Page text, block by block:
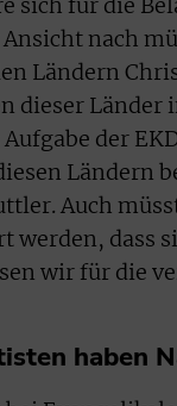
sich für die
nach
Ländern
dieser
der
Ländern
Auch
werden, dass
wir für die
haben